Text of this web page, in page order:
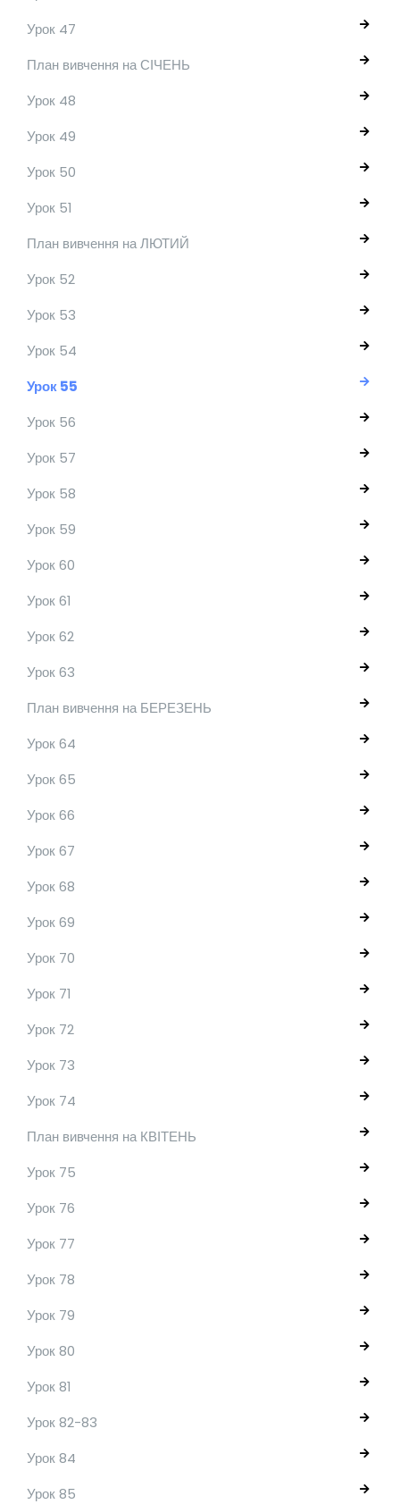
Урок 47
План вивчення на СІЧЕНЬ
Урок 48
Урок 49
Урок 50
Урок 51
План вивчення на ЛЮТИЙ
Урок 52
Урок 53
Урок 54
Урок 55
Урок 56
Урок 57
Урок 58
Урок 59
Урок 60
Урок 61
Урок 62
Урок 63
План вивчення на БЕРЕЗЕНЬ
Урок 64
Урок 65
Урок 66
Урок 67
Урок 68
Урок 69
Урок 70
Урок 71
Урок 72
Урок 73
Урок 74
План вивчення на КВІТЕНЬ
Урок 75
Урок 76
Урок 77
Урок 78
Урок 79
Урок 80
Урок 81
Урок 82-83
Урок 84
Урок 85